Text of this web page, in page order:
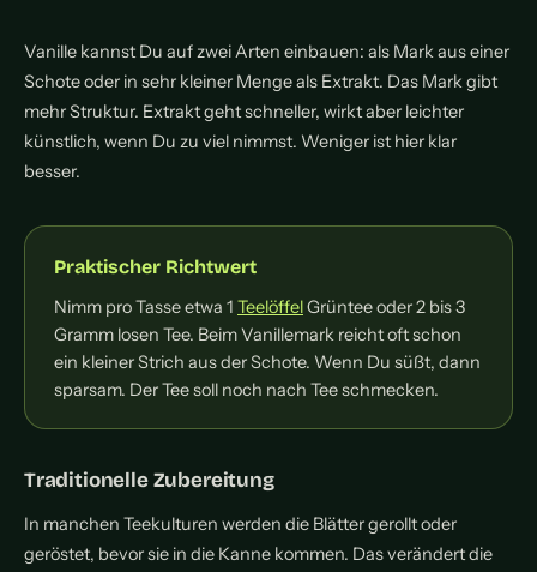
Vanille kannst Du auf zwei Arten einbauen: als Mark aus einer
Schote oder in sehr kleiner Menge als Extrakt. Das Mark gibt
mehr Struktur. Extrakt geht schneller, wirkt aber leichter
künstlich, wenn Du zu viel nimmst. Weniger ist hier klar
besser.
Praktischer Richtwert
Nimm pro Tasse etwa 1 TeelöffelGrüntee oder 2 bis 3
Gramm losen Tee. Beim Vanillemark reicht oft schon
ein kleiner Strich aus der Schote. Wenn Du süßt, dann
sparsam. Der Tee soll noch nach Tee schmecken.
Traditionelle Zubereitung
In manchen Teekulturen werden die Blätter gerollt oder
geröstet, bevor sie in die Kanne kommen. Das verändert die